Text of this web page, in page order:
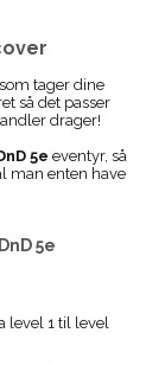
tager dine
så det passer
drager!
5e eventyr, så
man enten have
DnD 5e
level 1 til level